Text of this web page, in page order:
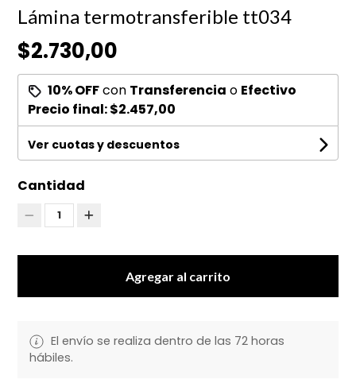
Lámina termotransferible tt034
$2.730,00
10% OFFcon Transferencia o Efectivo
Precio final:$2.457,00
Ver cuotas y descuentos
Cantidad
1
Agregar al carrito
El envío se realiza dentro de las 72 horas
hábiles.